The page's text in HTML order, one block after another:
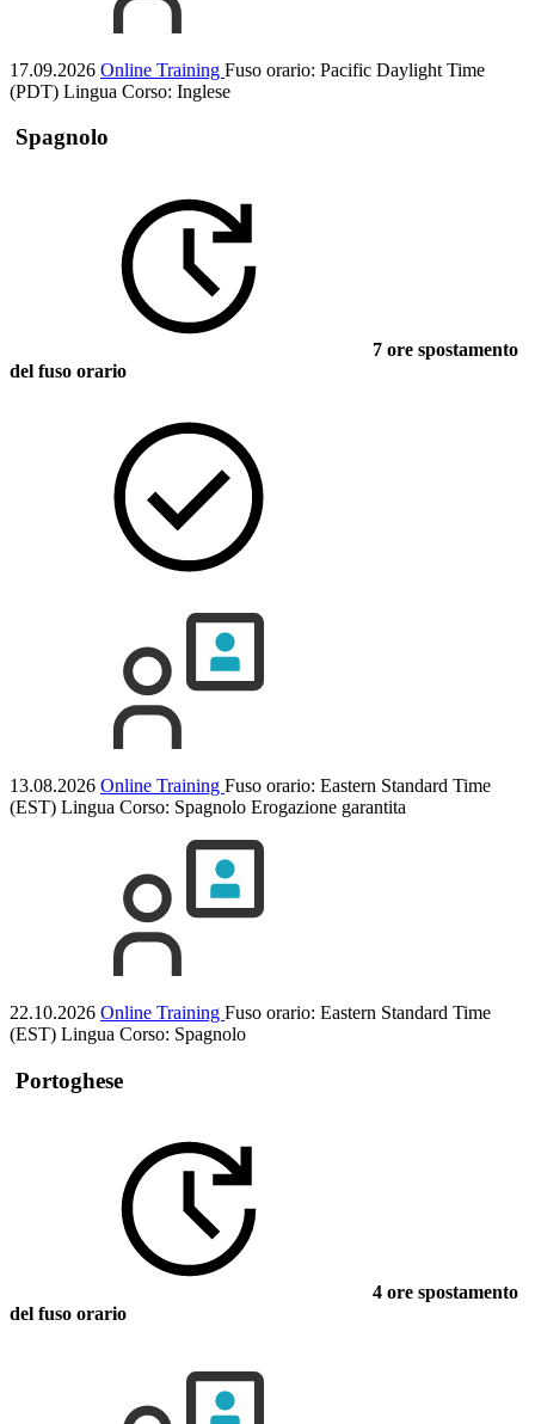
17.09.2026 Online Training Fuso orario: Pacific Daylight Time
(PDT) Lingua Corso: Inglese
Spagnolo
7 ore spostamento
del fuso orario
13.08.2026 Online Training Fuso orario: Eastern Standard Time
(EST) Lingua Corso: Spagnolo Erogazione garantita
22.10.2026 Online Training Fuso orario: Eastern Standard Time
(EST) Lingua Corso: Spagnolo
Portoghese
4 ore spostamento
del fuso orario